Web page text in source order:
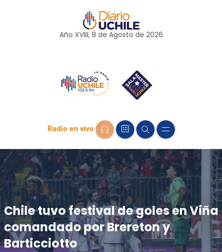
Año XVIII, 8 de Agosto de 2026
Radio en vivo
Chile tuvo festival de goles en Viña
comandado por Brereton y
Barticciotto